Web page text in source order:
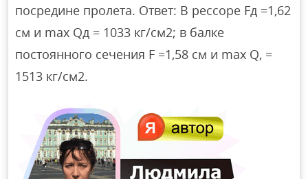
посредине пролета. Ответ: В рессоре Fд =1,62
см и max Qд = 1033 кг/см2; в балке
постоянного сечения F =1,58 см и max Q, =
1513 кг/см2.